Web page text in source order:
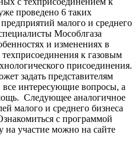
проведено 6 таких
малого и среднего
Мособлгаза
и изменениях в
техприсоединения к газовым
присоединения.
задать представителям
интересующие вопросы, а
Следующее аналогичное
малого и среднего бизнеса
с программой
на участие можно на сайте